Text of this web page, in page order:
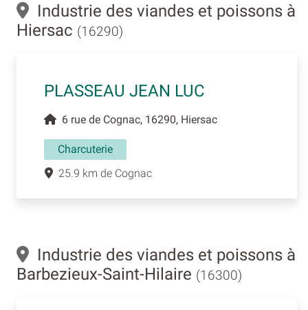
Industrie des viandes et poissons à
Hiersac (16290)
PLASSEAU JEAN LUC
6 rue de Cognac, 16290, Hiersac
Charcuterie
25.9 km de Cognac
Industrie des viandes et poissons à
Barbezieux-Saint-Hilaire (16300)